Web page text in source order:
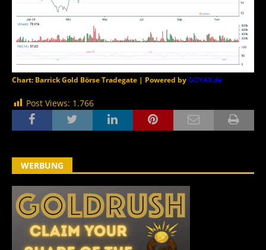
Chart: Barrick Gold Börse Tradegate | Powered byGOYAX.de
Post Views: 1.766
WERBUNG